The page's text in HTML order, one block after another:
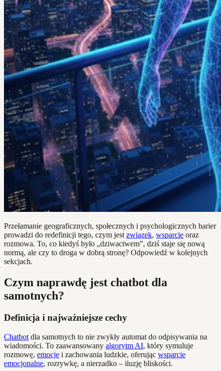
Przełamanie geograficznych, społecznych i psychologicznych barier
prowadzi do redefinicji tego, czym jest związek, wsparcie oraz
rozmowa. To, co kiedyś było „dziwactwem”, dziś staje się nową
normą, ale czy to droga w dobrą stronę? Odpowiedź w kolejnych
sekcjach.
Czym naprawdę jest chatbot dla
samotnych?
Definicja i najważniejsze cechy
Chatbot dla samotnych to nie zwykły automat do odpisywania na
wiadomości. To zaawansowany algorytm AI, który symuluje
rozmowę, emocje i zachowania ludzkie, oferując wsparcie
emocjonalne, rozrywkę, a nierzadko – iluzję bliskości.